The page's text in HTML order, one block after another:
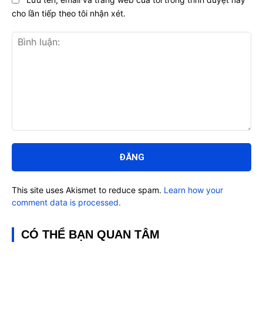
luận:
cho lần tiếp theo tôi nhận xét.
This site uses Akismet to reduce spam. Learn how your
comment data is processed.
CÓ THỂ BẠN QUAN TÂM